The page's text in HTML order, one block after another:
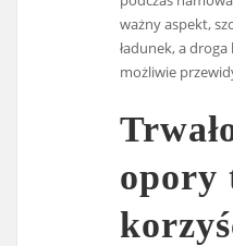
ważny aspekt,
ładunek, a
możliwie
opory